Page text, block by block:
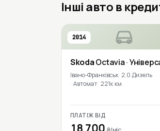
Інші авто в
2014
SkodaOctavia·
Івано-Франківськ 2.0 Дизель
Автомат 221к км
ПЛАТІЖ ВІД
18 700